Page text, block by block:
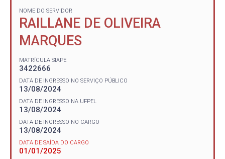
NOME DO SERVIDOR
RAILLANE DE OLIVEIRA
MARQUES
MATRÍCULA SIAPE
3422666
DATA DE INGRESSO NO SERVIÇO PÚBLICO
13/08/2024
DATA DE INGRESSO NA UFPEL
13/08/2024
DATA DE INGRESSO NO CARGO
13/08/2024
DATA DE SAÍDA DO CARGO
01/01/2025